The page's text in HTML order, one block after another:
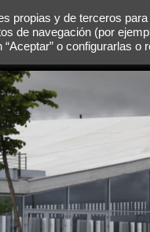
propias y de terceros
de navegación (por
“Aceptar” o configurarlas o